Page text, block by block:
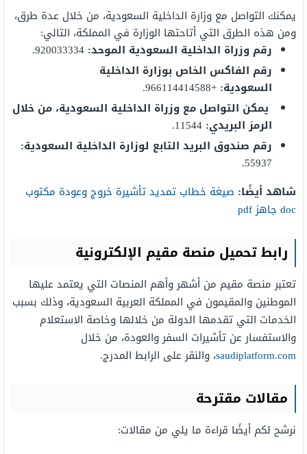
يمكنك التواصل مع وزارة الداخلية السعودية، من خلال عدة طرق،
ومن هذه الطرق التي أتاحتها الوزارة في المملكة، التالي:
رقم وزراة الداخلية السعودية الموحد:
رقم الفاكس الخاص بوزارة الداخلية
السعودية: +966114414588.
يمكن التواصل مع وزراة الداخلية السعودية، من خلال
الرمز البريدي: 11544.
رقم صندوق البريد التابع لوزارة الداخلية السعودية:
55937.
شاهد أيضًا: صيغة خطاب تمديد تأشيرة خروج وعودة مكتوب
doc جاهز pdf
رابط تحميل منصة مقيم الإلكترونية
تعتبر منصة مقيم من أشهر وأهم المنصات التي يعتمد عليها
الموطنين والمقيمون في المملكة العربية السعودية، وذلك بسبب
الخدمات التي تقدمها الدولة من خلالها وخاصة الاستعلام
والاستفسار عن تأشيرات السفر والعودة، من خلال
saudiplatform.com، والنقر على الرابط المدرج.
مقالات مقترحة
نرشح لكم أيضًا قراءة ما يلي من مقالات: